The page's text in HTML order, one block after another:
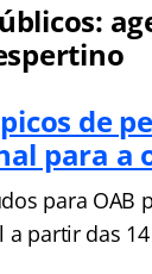
de
para a
para OAB
a partir das